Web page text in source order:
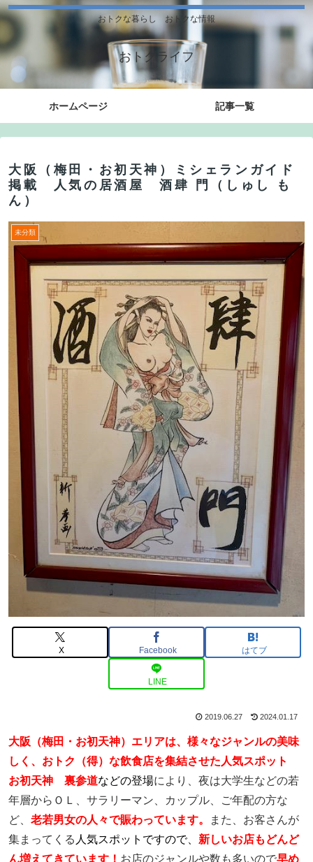
おトクな暮らし おトクな情報
おトクライフ
ホームページ 記事一覧
大阪（梅田・お初天神）ミシェランガイド
掲載 人気の居酒屋 酒肆 門（しゅし も
ん）
未分類
X Facebook はてブ
LINE
2019.06.27 2024.01.17
大阪（梅田・お初天神）エリアは、様々なジャンルの美味
しく、おトク（得）な飲食店を集結させた人気スポット
お初天神 裏参道などの登場により、夜は大学生などの若
年層からＯＬ、サラリーマン、カップル、ご年配の方な
ど、 老若男女の人々で賑わっています。
また、お客さんが
集まってくる 人気スポットですので、 新しいお店もどんど
ん増えてきています！ お店のジャンルや数も多いので早め